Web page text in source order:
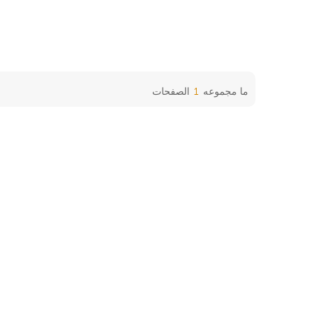
ما مجموعه 1 الصفحات